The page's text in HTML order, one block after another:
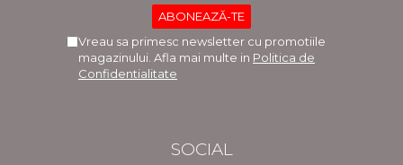
Vreau sa primesc newsletter cu promotiile
magazinului. Afla mai multe in Politica de
Confidentialitate
SOCIAL